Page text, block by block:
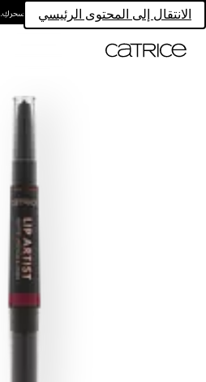
الانتقال إلى المحتوى الرئيسيامتلكي سحركِ.